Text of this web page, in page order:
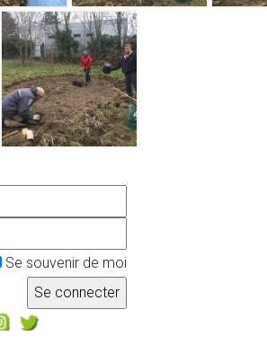
Se souvenir de moi